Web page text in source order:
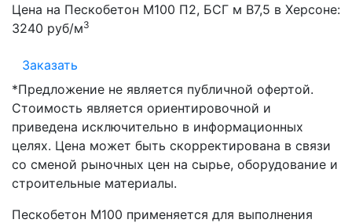
Цена на Пескобетон М100 П2, БСГ м В7,5 в Херсоне:
3240 руб/м3
Заказать
*Предложение не является публичной офертой.
Стоимость является ориентировочной и
приведена исключительно в информационных
целях. Цена может быть скорректирована в связи
со сменой рыночных цен на сырье, оборудование и
строительные материалы.
Пескобетон М100 применяется для выполнения